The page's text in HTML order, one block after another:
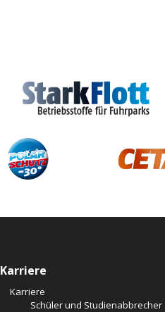
Karriere
Karriere
Schüler und Studienabbrecher